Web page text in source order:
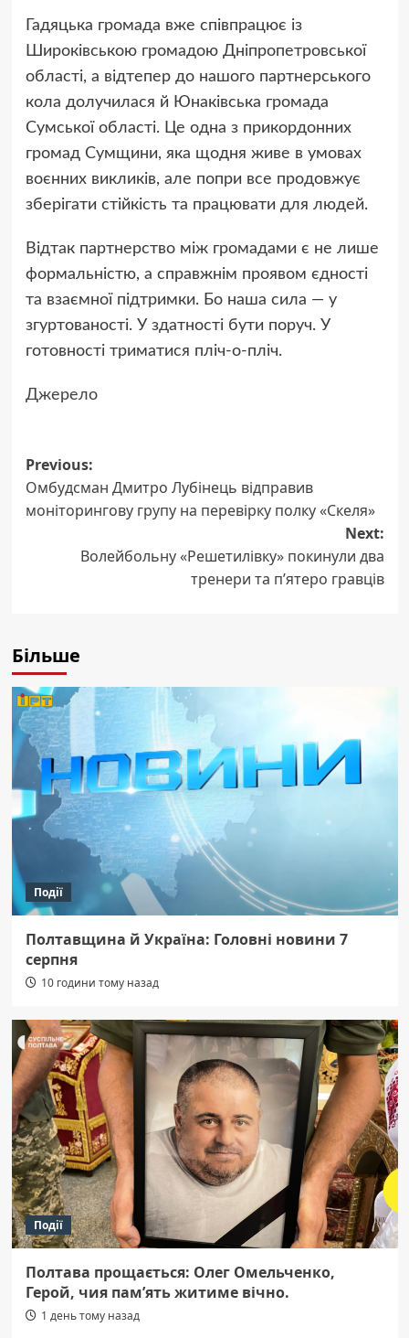
Гадяцька громада вже співпрацює із
Широківською громадою Дніпропетровської
області, а відтепер до нашого партнерського
кола долучилася й Юнаківська громада
Сумської області. Це одна з прикордонних
громад Сумщини, яка щодня живе в умовах
воєнних викликів, але попри все продовжує
зберігати стійкість та працювати для людей.
Відтак партнерство між громадами є не лише
формальністю, а справжнім проявом єдності
та взаємної підтримки. Бо наша сила — у
згуртованості. У здатності бути поруч. У
готовності триматися пліч-о-пліч.
Джерело
Post
navigation
Previous:
Омбудсман Дмитро Лубінець відправив
моніторингову групу на перевірку полку «Скеля»
Next:
Волейбольну «Решетилівку» покинули два
тренери та п’ятеро гравців
Більше
Події
Полтавщина й Україна: Головні новини 7
серпня
10 години тому назад
Події
Полтава прощається: Олег Омельченко,
Герой, чия пам’ять житиме вічно.
1 день тому назад